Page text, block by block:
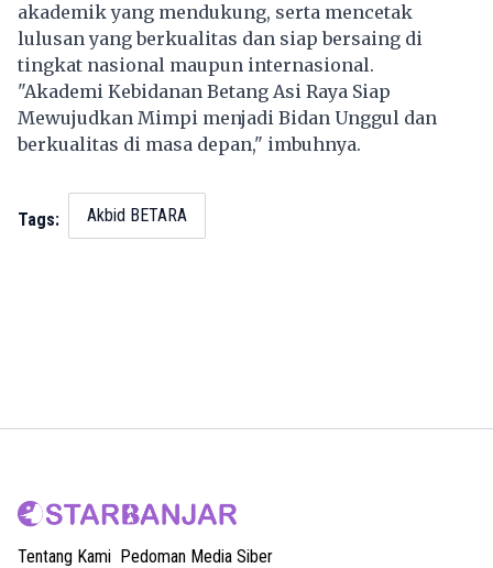
akademik yang mendukung, serta mencetak
lulusan yang berkualitas dan siap bersaing di
tingkat nasional maupun internasional.
"Akademi Kebidanan Betang Asi Raya Siap
Mewujudkan Mimpi menjadi Bidan Unggul dan
berkualitas di masa depan," imbuhnya.
Tags: Akbid BETARA
Tentang Kami Pedoman Media Siber